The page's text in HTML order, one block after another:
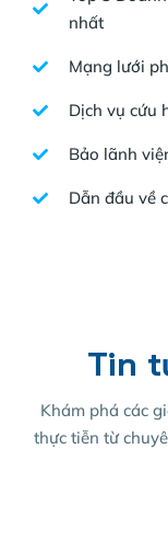
nhất
Mạng lưới
Dịch vụ cứu
Bảo lãnh
Dẫn đầu về
Tin
Khám phá các
thực tiễn từ